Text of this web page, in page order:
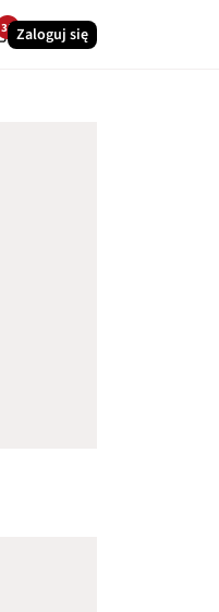
35Zaloguj się